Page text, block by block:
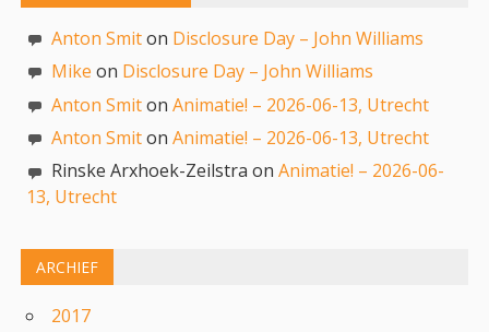
Anton Smiton Disclosure Day – John Williams
Mike on Disclosure Day – John Williams
Anton SmitonAnimatie! – 2026-06-13, Utrecht
Anton SmitonAnimatie! – 2026-06-13, Utrecht
Rinske Arxhoek-Zeilstra onAnimatie! – 2026-06-
13, Utrecht
ARCHIEF
2017